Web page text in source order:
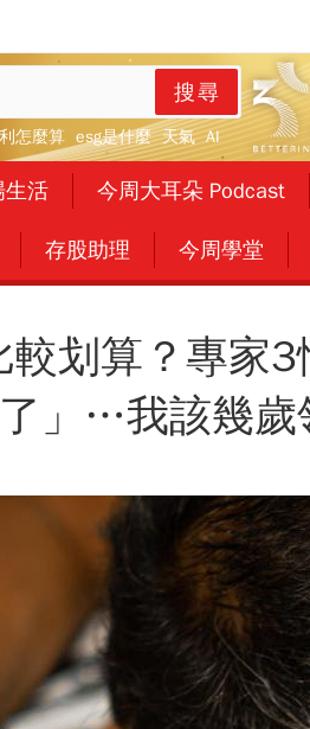
搜尋
怎麼算 esg是什麼 天氣 AI
生活 今周大耳朵 Podcast
存股助理 今周學堂
較划算？專家
」…我該幾歲